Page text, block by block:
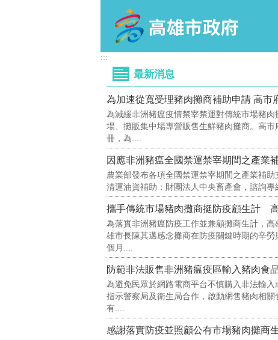
:::
最新消息
為加速從寬受理豬肉攤商補助申請 高市
為減緩非洲豬瘟疫情禁宰禁運對傳統市場豬
場、攤販集中場專營販售生鮮豬肉攤商。高
冊，為....
因應非洲豬瘟全國禁運禁宰期間之產業
農業部發布各項全國禁運禁宰期間之產業補
清運油資補助：財團法人中央畜產會，諮詢
攜手傳統市場豬肉攤商挺防疫顧生計
為落實非洲豬瘟防疫工作並兼顧攤商生計，
雄市長陳其邁感念攤商在防疫關鍵時期的辛
個月....
防範非法販售非洲豬瘟疫區輸入豬肉食
為避免民眾於網路電商平台不慎購入非法輸
指示警察局及衛生局合作，啟動網售豬肉相
有....
感謝落實防疫並照顧公有市場豬肉攤商